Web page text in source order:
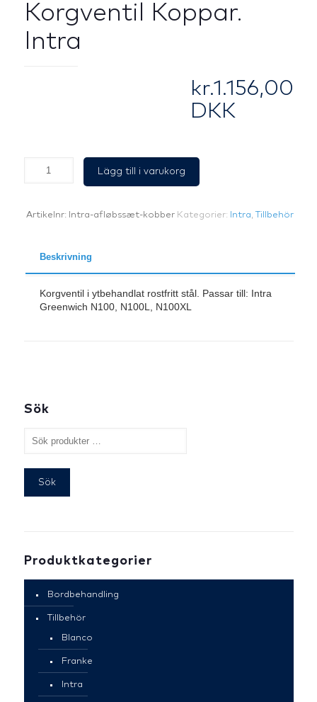
Korgventil Koppar.
Intra
kr.1.156,00
DKK
Koppar.
Lägg till i varukorg
Artikelnr: Intra-afløbssæt-kobber Kategorier: Intra,Tillbehör
Beskrivning
Korgventil i ytbehandlat rostfritt stål. Passar till: Intra
Greenwich N100, N100L, N100XL
Sök
Sök
Produktkategorier
Bordbehandling
Tillbehör
Blanco
Franke
Intra